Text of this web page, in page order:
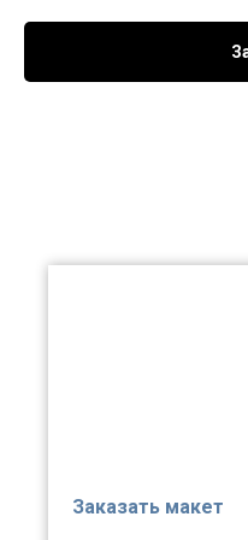
Заказать макет